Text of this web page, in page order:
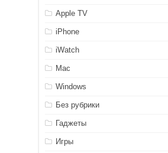
Apple TV
iPhone
iWatch
Mac
Windows
Без рубрики
Гаджеты
Игры